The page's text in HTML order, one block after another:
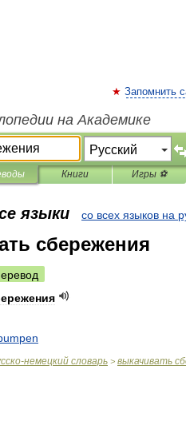
Запомнить
на Академике
Книги Игры ⚽
языки со всех языков на
сбережения
-немецкий словарь > выкачивать